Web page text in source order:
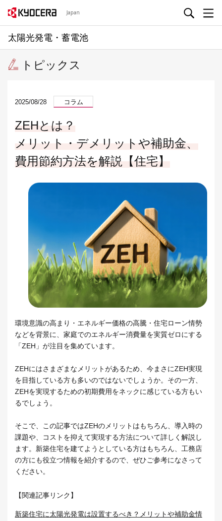
Japan
太陽光発電・蓄電池
トピックス
2025/08/28 コラム
ZEHとは？
メリット・デメリットや補助金、
費用節約方法を解説【住宅】
環境意識の高まり・エネルギー価格の高騰・住宅ローン情勢
などを背景に、家庭でのエネルギー消費量を実質ゼロにする
「ZEH」が注目を集めています。
ZEHにはさまざまなメリットがあるため、今まさにZEH実現
を目指している方も多いのではないでしょうか。その一方、
ZEHを実現するための初期費用をネックに感じている方もい
るでしょう。
そこで、この記事ではZEHのメリットはもちろん、導入時の
課題や、コストを抑えて実現する方法について詳しく解説し
ます。新築住宅を建てようとしている方はもちろん、工務店
の方にも役立つ情報を紹介するので、ぜひご参考になさって
ください。
【関連記事リンク】
新築住宅に太陽光発電は設置するべき？メリットや補助金情